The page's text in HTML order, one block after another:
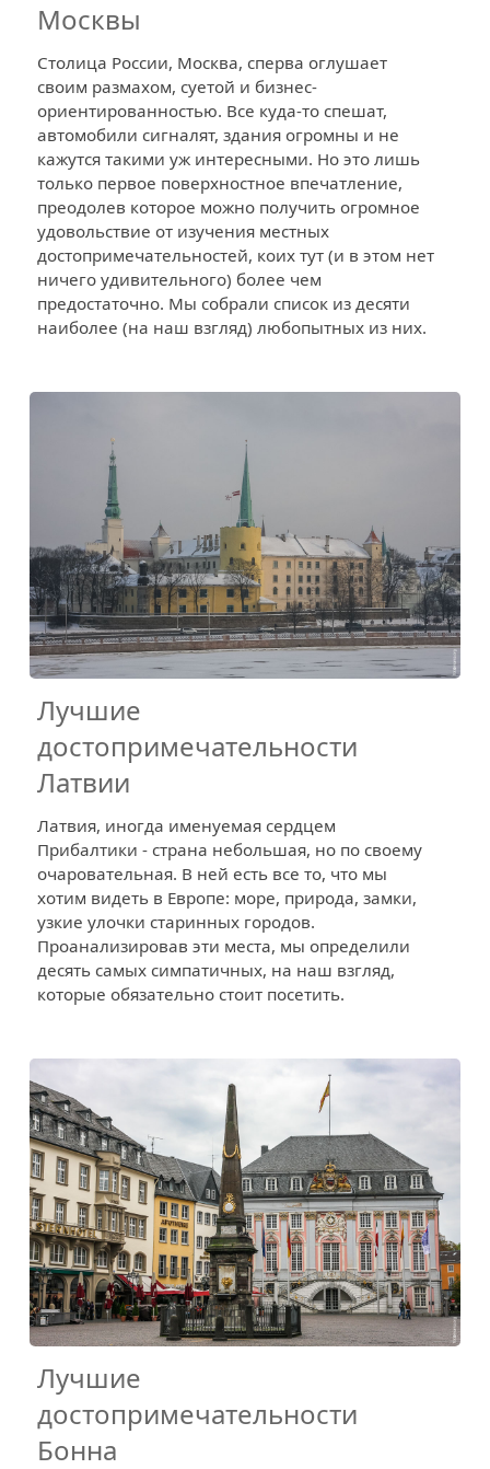
Москвы
Столица России, Москва, сперва оглушает
своим размахом, суетой и бизнес-
ориентированностью. Все куда-то спешат,
автомобили сигналят, здания огромны и не
кажутся такими уж интересными. Но это лишь
только первое поверхностное впечатление,
преодолев которое можно получить огромное
удовольствие от изучения местных
достопримечательностей, коих тут (и в этом нет
ничего удивительного) более чем
предостаточно. Мы собрали список из десяти
наиболее (на наш взгляд) любопытных из них.
Лучшие
достопримечательности
Латвии
Латвия, иногда именуемая сердцем
Прибалтики - страна небольшая, но по своему
очаровательная. В ней есть все то, что мы
хотим видеть в Европе: море, природа, замки,
узкие улочки старинных городов.
Проанализировав эти места, мы определили
десять самых симпатичных, на наш взгляд,
которые обязательно стоит посетить.
Лучшие
достопримечательности
Бонна